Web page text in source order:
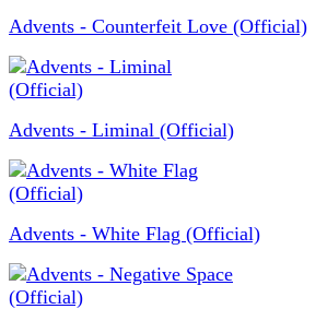
Advents - Counterfeit Love (Official)
Advents - Liminal (Official)
Advents - White Flag (Official)